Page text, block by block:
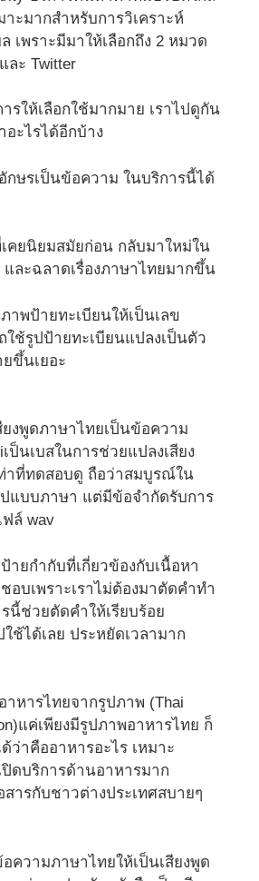
าะมากสำหรับการวิเคราะห์
เพราะมีมาให้เลือกถึง 2 หมวด
ละ Twitter
รให้เลือกใช้มากมาย เราไปดูกัน
อะไรได้อีกบ้าง
กษรเป็นข้อความ ในบริการนี้ได้
เคยนิยมสมัยก่อน กลับมาใหม่ใน
ละฉลาดเรื่องภาษาไทยมากขึ้น
าพป้ายทะเบียนให้เป็นเลข
ใช้รูปป้ายทะเบียนแปลงเป็นตัว
ยขึ้นเยอะ
ยงพูดภาษาไทยเป็นข้อความ
ป็นเบสในการช่วยแปลงเสียง
าที่ทดสอบดู ถือว่าสมบูรณ์ใน
แบบภาษา แต่มีข้อจำกัดรับการ
ล์ wav
ายกำกับที่เกี่ยวข้องกับเนื้อหา
บเพราะเราไม่ต้องมาตัดคำทำ
นี้ช่วยตัดคำให้เรียบร้อย
ช้ได้เลย ประหยัดเวลามาก
าหารไทยจากรูปภาพ (Thai
แค่เพียงมีรูปภาพอาหารไทย ก็
ว่าคืออาหารอะไร เหมาะ
ดบริการด้านอาหารมาก
ารกับชาวต่างประเทศสบายๆ
ความภาษาไทยให้เป็นเสียงพูด